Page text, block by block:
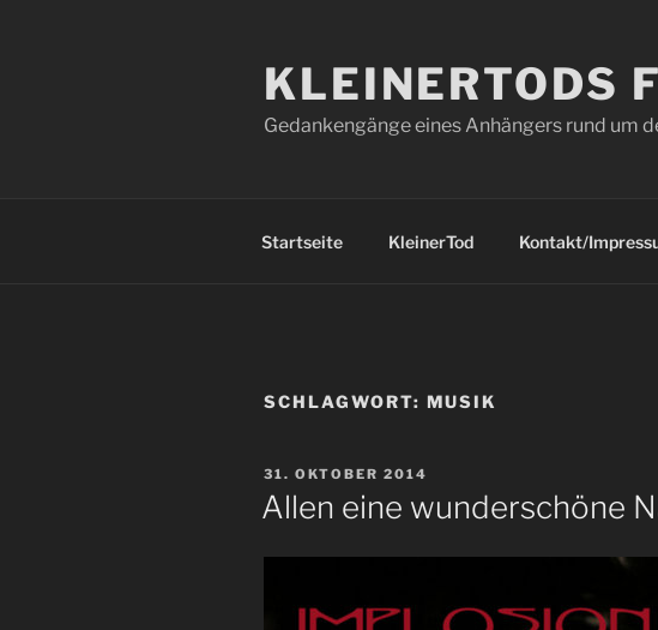
KLEINERTODS
Gedankengänge eines Anhängers rund um
Startseite KleinerTod Kontakt/
SCHLAGWORT: MUSIK
VERÖFFENTLICHT
AM
31. OKTOBER 2014
Allen eine wunderschöne